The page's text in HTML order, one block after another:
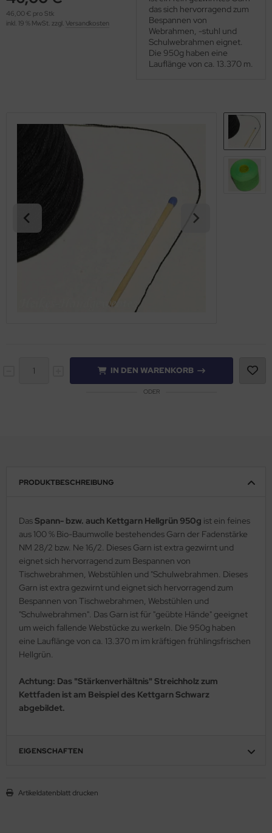
46,00 € pro Stk
inkl. 19 % MwSt. zzgl. Versandkosten
das sich hervorragend zum
Bespannen von
Webrahmen, -stuhl und
Schulwebrahmen eignet.
Die 950g haben eine
Lauflänge von ca. 13.370 m.
IN DEN WARENKORB
ODER
PRODUKTBESCHREIBUNG
DasSpann- bzw. auch Kettgarn Hellgrün 950g ist ein feines
aus 100 % Bio-Baumwolle bestehendes Garn der Fadenstärke
NM 28/2 bzw. Ne 16/2. Dieses Garn ist extra gezwirnt und
eignet sich hervorragend zum Bespannen von
Tischwebrahmen, Webstühlen und "Schulwebrahmen. Dieses
Garn ist extra gezwirnt und eignet sich hervorragend zum
Bespannen von Tischwebrahmen, Webstühlen und
"Schulwebrahmen". Das Garn ist für "geübte Hände" geeignet
um weich fallende Webstücke zu werkeln. Die 950g haben
eine Lauflänge von ca. 13.370 m im kräftigen frühlingsfrischen
Hellgrün.
Achtung: Das "Stärkenverhältnis" Streichholz zum
Kettfaden ist am Beispiel des Kettgarn Schwarz
abgebildet.
EIGENSCHAFTEN
Artikeldatenblatt drucken